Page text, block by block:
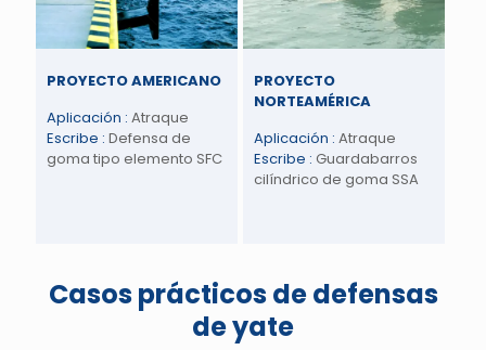
PROYECTO AMERICANO
Aplicación : Atraque
Escribe : Defensa de
goma tipo elemento SFC
PROYECTO
NORTEAMÉRICA
Aplicación : Atraque
Escribe : Guardabarros
cilíndrico de goma SSA
Casos prácticos de defensas
de yate